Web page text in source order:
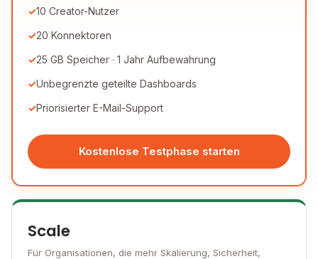
10 Creator-Nutzer
20 Konnektoren
25 GB Speicher · 1 Jahr Aufbewahrung
Unbegrenzte geteilte Dashboards
Priorisierter E-Mail-Support
Kostenlose Testphase starten
Scale
Für Organisationen, die mehr Skalierung, Sicherheit,